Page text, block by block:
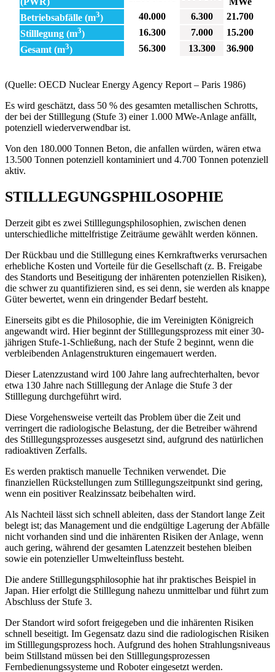
Betriebsabfälle (m3) 40.000 6.300
21.700
Stilllegung (m3) 16.300 7.000
15.200
Gesamt (m3) 56.300 13.300 36.900
(Quelle: OECD Nuclear Energy Agency Report – Paris 1986)
Es wird geschätzt, dass 50 % des gesamten metallischen Schrotts,
der bei der Stilllegung (Stufe 3) einer 1.000 MWe-Anlage anfällt,
potenziell wiederverwendbar ist.
Von den 180.000 Tonnen Beton, die anfallen würden, wären etwa
13.500 Tonnen potenziell kontaminiert und 4.700 Tonnen potenziell
aktiv.
STILLLEGUNGSPHILOSOPHIE
Derzeit gibt es zwei Stilllegungsphilosophien, zwischen denen
unterschiedliche mittelfristige Zeiträume gewählt werden können.
Der Rückbau und die Stilllegung eines Kernkraftwerks verursachen
erhebliche Kosten und Vorteile für die Gesellschaft (z. B. Freigabe
des Standorts und Beseitigung der inhärenten potenziellen Risiken),
die schwer zu quantifizieren sind, es sei denn, sie werden als knappe
Güter bewertet, wenn ein dringender Bedarf besteht.
Einerseits gibt es die Philosophie, die im Vereinigten Königreich
angewandt wird. Hier beginnt der Stilllegungsprozess mit einer 30-
jährigen Stufe-1-Schließung, nach der Stufe 2 beginnt, wenn die
verbleibenden Anlagenstrukturen eingemauert werden.
Dieser Latenzzustand wird 100 Jahre lang aufrechterhalten, bevor
etwa 130 Jahre nach Stilllegung der Anlage die Stufe 3 der
Stilllegung durchgeführt wird.
Diese Vorgehensweise verteilt das Problem über die Zeit und
verringert die radiologische Belastung, der die Betreiber während
des Stilllegungsprozesses ausgesetzt sind, aufgrund des natürlichen
radioaktiven Zerfalls.
Es werden praktisch manuelle Techniken verwendet. Die
finanziellen Rückstellungen zum Stilllegungszeitpunkt sind gering,
wenn ein positiver Realzinssatz beibehalten wird.
Als Nachteil lässt sich schnell ableiten, dass der Standort lange Zeit
belegt ist; das Management und die endgültige Lagerung der Abfälle
nicht vorhanden sind und die inhärenten Risiken der Anlage, wenn
auch gering, während der gesamten Latenzzeit bestehen bleiben
sowie ein potenzieller Umwelteinfluss besteht.
Die andere Stilllegungsphilosophie hat ihr praktisches Beispiel in
Japan. Hier erfolgt die Stilllegung nahezu unmittelbar und führt zum
Abschluss der Stufe 3.
Der Standort wird sofort freigegeben und die inhärenten Risiken
schnell beseitigt. Im Gegensatz dazu sind die radiologischen Risiken
im Stilllegungsprozess hoch. Aufgrund des hohen Strahlungsniveaus
beim Stillstand müssen bei den Stilllegungsprozessen
Fernbedienungssysteme und Roboter eingesetzt werden.